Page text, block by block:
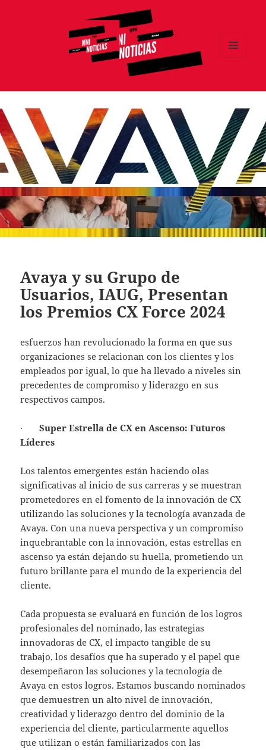
Avaya y su Grupo de
Usuarios, IAUG, Presentan
los Premios CX Force 2024
esfuerzos han revolucionado la forma en que sus
organizaciones se relacionan con los clientes y los
empleados por igual, lo que ha llevado a niveles sin
precedentes de compromiso y liderazgo en sus
respectivos campos.
·Super Estrella de CX en Ascenso: Futuros
Líderes
Los talentos emergentes están haciendo olas
significativas al inicio de sus carreras y se muestran
prometedores en el fomento de la innovación de CX
utilizando las soluciones y la tecnología avanzada de
Avaya. Con una nueva perspectiva y un compromiso
inquebrantable con la innovación, estas estrellas en
ascenso ya están dejando su huella, prometiendo un
futuro brillante para el mundo de la experiencia del
cliente.
Cada propuesta se evaluará en función de los logros
profesionales del nominado, las estrategias
innovadoras de CX, el impacto tangible de su
trabajo, los desafíos que ha superado y el papel que
desempeñaron las soluciones y la tecnología de
Avaya en estos logros. Estamos buscando nominados
que demuestren un alto nivel de innovación,
creatividad y liderazgo dentro del dominio de la
experiencia del cliente, particularmente aquellos
que utilizan o están familiarizados con las